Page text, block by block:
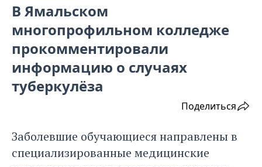
В Ямальском
многопрофильном колледже
прокомментировали
информацию о случаях
туберкулёза
Поделиться
Заболевшие обучающиеся направлены в
специализированные медицинские